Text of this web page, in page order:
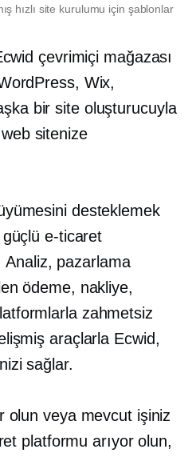
hızlı site kurulumu için şablonlar
çevrimiçi mağazası
Wix,
bir site oluşturucuyla
sitenize
desteklemek
güçlü e-ticaret
Analiz, pazarlama
ödeme, nakliye,
zahmetsiz
araçlarla Ecwid,
sağlar.
olun veya mevcut işiniz
platformu arıyor olun,